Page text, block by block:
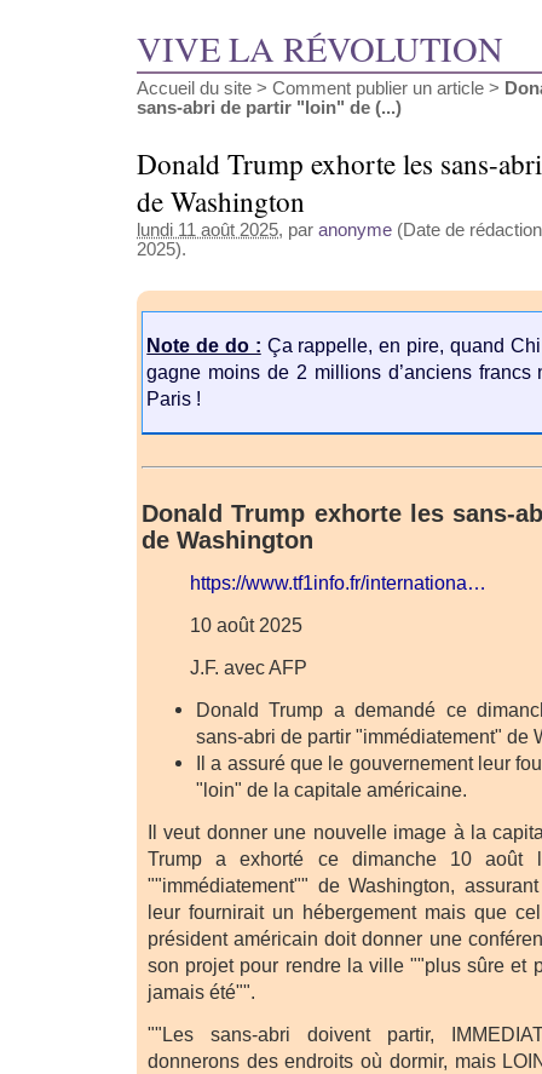
VIVE LA RÉVOLUTION
Accueil du site > Comment publier un article >
sans-abri de partir "loin" de (...)
Donald Trump exhorte les sans-
de Washington
lundi 11 août 2025, par anonyme (Date de
2025).
Note de do : Ça rappelle, en pire, quand
gagne moins de 2 millions d’anciens francs
Paris !
Donald Trump exhorte les sans-
de Washington
https://www.tf1info.fr/internationa…
10 août 2025
J.F. avec AFP
Donald Trump a demandé ce
sans-abri de partir "immédiatement" de
Il a assuré que le gouvernement leur
"loin" de la capitale américaine.
Il veut donner une nouvelle image à la
Trump a exhorté ce dimanche 10 août
""immédiatement"" de Washington,
leur fournirait un hébergement mais que
président américain doit donner une
son projet pour rendre la ville ""plus sûre et
jamais été"".
""Les sans-abri doivent partir,
donnerons des endroits où dormir, mais